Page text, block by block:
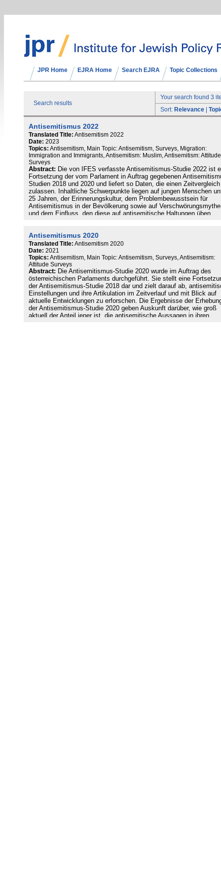
JPR Home EJRA Home Search EJRA Topic Collections
Search results
Your search found 3
Sort: Relevance
Antisemitismus 2022
Translated Title: Antisemitism 2022
Date: 2023
Topics: Antisemitism, Main Topic: Antisemitism, Surveys, Migration:
Immigration and Immigrants, Antisemitism: Muslim, Antisemitism: Attitude
Surveys
Abstract: Die von IFES verfasste Antisemitismus-Studie 2022 ist
Fortsetzung der vom Parlament in Auftrag gegebenen
Studien 2018 und 2020 und liefert so Daten, die einen Zeitvergleich
zulassen. Inhaltliche Schwerpunkte liegen auf jungen Menschen
25 Jahren, der Erinnerungskultur, dem Problembewusstsein für
Antisemitismus in der Bevölkerung sowie auf
und dem Einfluss, den diese auf antisemitische Haltungen üben.
wurden im Kontext der Studie beachtet und in die Erhebung
miteinbezogen, um Antisemitismus im Kontext aktueller
verorten.
Antisemitismus 2020
Translated Title: Antisemitism 2020
Date: 2021
Topics: Antisemitism, Main Topic: Antisemitism, Surveys, Antisemitism:
Attitude Surveys
Abstract: Die Antisemitismus-Studie 2020 wurde im Auftrag des
österreichischen Parlaments durchgeführt. Sie stellt eine
der Antisemitismus-Studie 2018 dar und zielt darauf ab,
Einstellungen und ihre Artikulation im Zeitverlauf und mit Blick auf
aktuelle Entwicklungen zu erforschen. Die Ergebnisse der
der Antisemitismus-Studie 2020 geben Auskunft darüber, wie groß
aktuell der Anteil jener ist, die antisemitische Aussagen in ihren